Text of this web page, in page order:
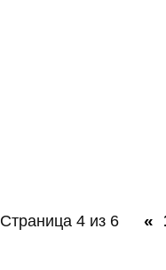
Страница 4 из 6 «